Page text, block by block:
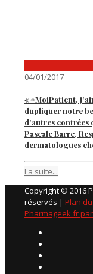
04/01/2017
« #MoiPatient,
dupliquer notre
d’autres contrées
Pascale Barre,
dermatologues
La suite...
Copyright © 2016
réservés | Plan
Pharmageek.fr